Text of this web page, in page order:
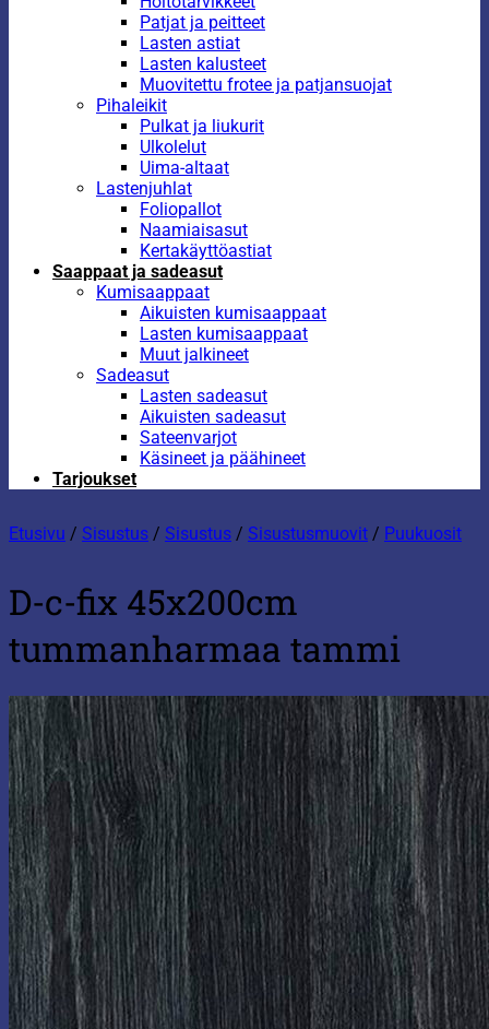
Patjat ja peitteet
Lasten astiat
Lasten kalusteet
Muovitettu frotee ja patjansuojat
Pihaleikit
Pulkat ja liukurit
Ulkolelut
Uima-altaat
Lastenjuhlat
Foliopallot
Naamiaisasut
Kertakäyttöastiat
Saappaat ja sadeasut
Kumisaappaat
Aikuisten kumisaappaat
Lasten kumisaappaat
Muut jalkineet
Sadeasut
Lasten sadeasut
Aikuisten sadeasut
Sateenvarjot
Käsineet ja päähineet
Tarjoukset
Etusivu / Sisustus / Sisustus / Sisustusmuovit / Puukuosit
D-c-fix 45x200cm
tummanharmaa tammi